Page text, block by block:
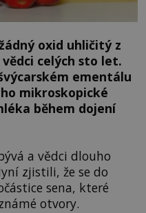
oxid uhličitý z
celých sto let.
ementálu
mikroskopické
během dojení
a vědci dlouho
zjistili, že se do
sena, které
otvory.